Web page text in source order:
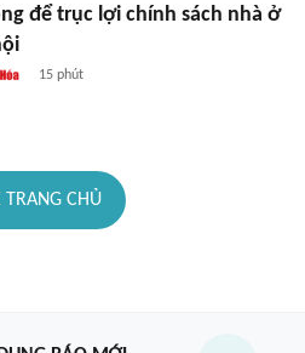
để trục lợi chính sách nhà ở
15 phút
TRANG CHỦ